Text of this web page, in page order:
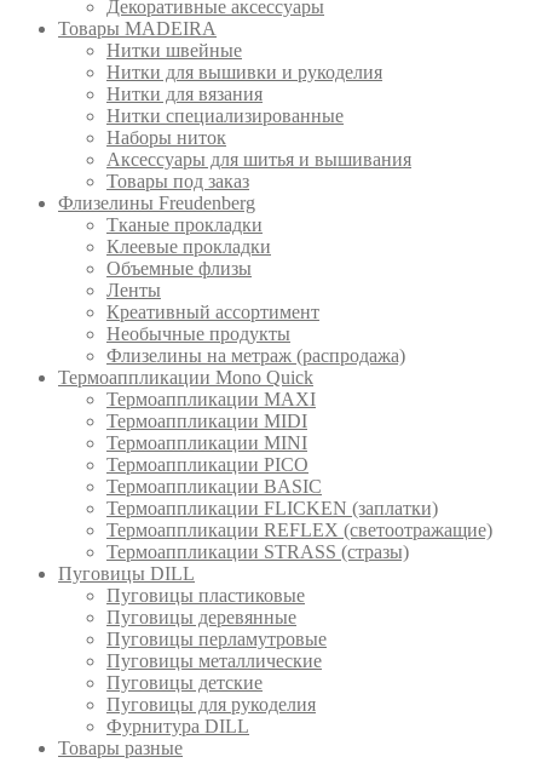
Декоративные аксессуары
Товары MADEIRA
Нитки швейные
Нитки для вышивки и рукоделия
Нитки для вязания
Нитки специализированные
Наборы ниток
Аксессуары для шитья и вышивания
Товары под заказ
Флизелины Freudenberg
Тканые прокладки
Клеевые прокладки
Объемные флизы
Ленты
Креативный ассортимент
Необычные продукты
Флизелины на метраж (распродажа)
Термоаппликации Mono Quick
Термоаппликации MAXI
Термоаппликации MIDI
Термоаппликации MINI
Термоаппликации PICO
Термоаппликации BASIC
Термоаппликации FLICKEN (заплатки)
Термоаппликации REFLEX (светоотражащие)
Термоаппликации STRASS (стразы)
Пуговицы DILL
Пуговицы пластиковые
Пуговицы деревянные
Пуговицы перламутровые
Пуговицы металлические
Пуговицы детские
Пуговицы для рукоделия
Фурнитура DILL
Товары разные